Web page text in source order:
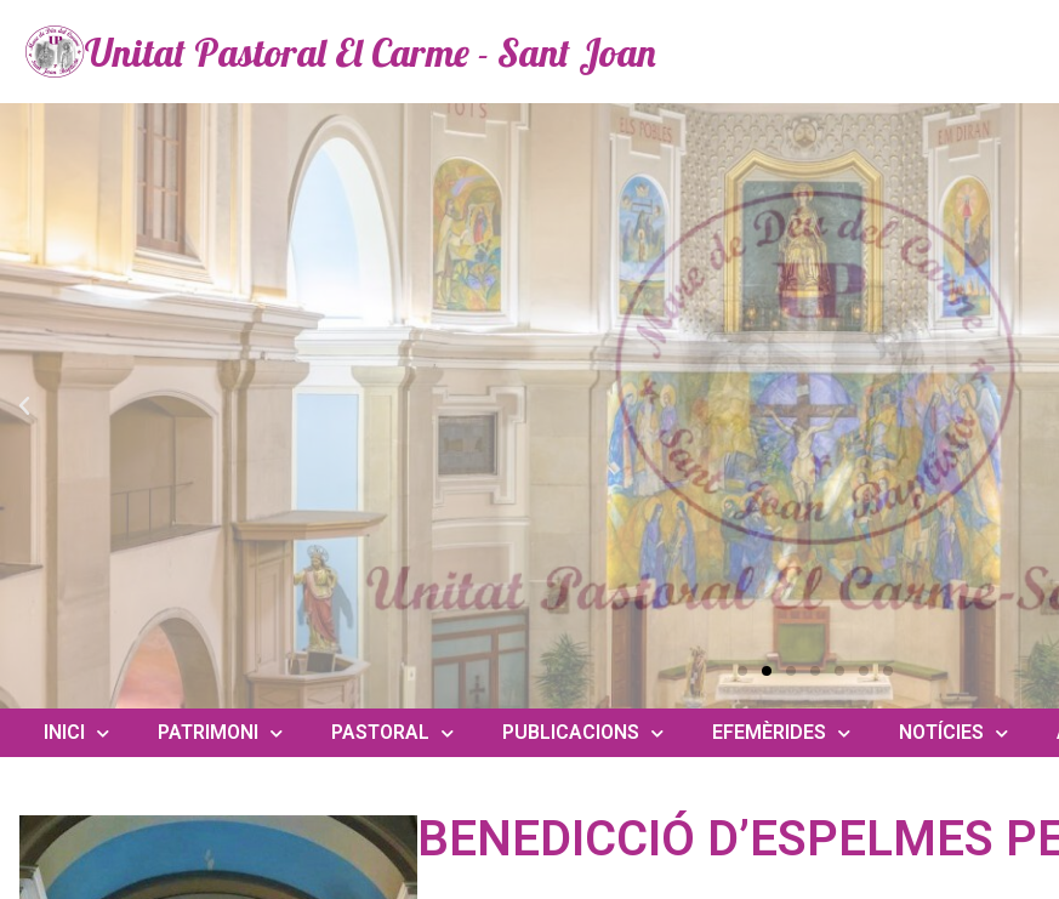
Unitat Pastoral El Carme - Sant Joan
INICI PATRIMONI PASTORAL PUBLICACIONS EFEMÈRIDES NOTÍCIES
BENEDICCIÓ D’ESPELMES